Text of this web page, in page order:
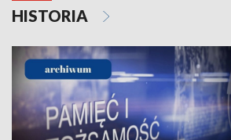
HISTORIA